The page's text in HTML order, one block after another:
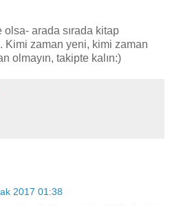
arada sırada kitap
Kimi zaman yeni, kimi zaman
olmayın, takipte kalın:)
2017 01:38